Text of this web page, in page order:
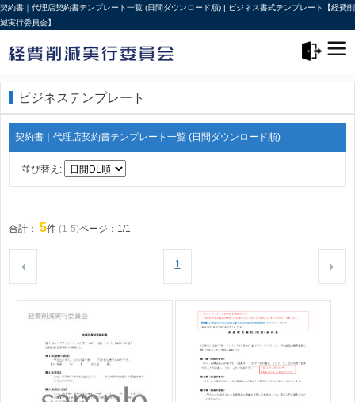
契約書｜代理店契約書テンプレート一覧 (日間ダウンロード順) | ビジネス書式テンプレート【経費削
減実行委員会】
ビジネステンプレート
契約書｜代理店契約書テンプレート一覧 (日間ダウンロード順)
並び替え:
合計： 5件 (1-5)ページ：1/1
1